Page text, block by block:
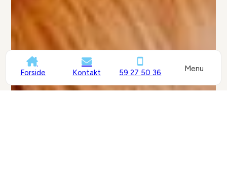
Forside Kontakt 59 27 50 36 Menu